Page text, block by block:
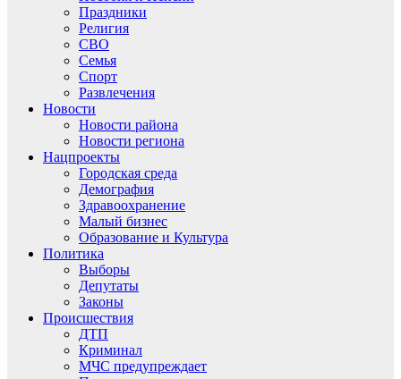
Праздники
Религия
СВО
Семья
Спорт
Развлечения
Новости
Новости района
Новости региона
Нацпроекты
Городская среда
Демография
Здравоохранение
Малый бизнес
Образование и Культура
Политика
Выборы
Депутаты
Законы
Происшествия
ДТП
Криминал
МЧС предупреждает